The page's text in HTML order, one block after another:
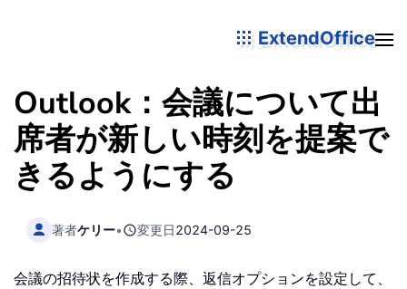
ExtendOffice
Outlook：会議について出
席者が新しい時刻を提案で
きるようにする
著者ケリー• 変更日2024-09-25
会議の招待状を作成する際、返信オプションを設定して、